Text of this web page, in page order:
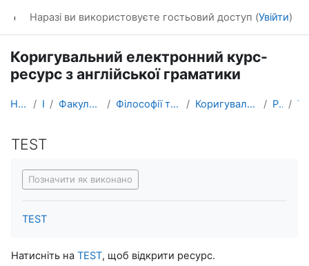
Наразі ви використовуєте гостьовий доступ (Увійти)
Коригувальний електронний курс-
ресурс з англійської граматики
На головну Курси Факультет транспортних систем Філософії та педагогіки професійної підготовки Коригувальний курс англійської граматики - 2 PRONOUNS
TEST
Позначити як виконано
TEST
Натисніть на TEST, щоб відкрити ресурс.